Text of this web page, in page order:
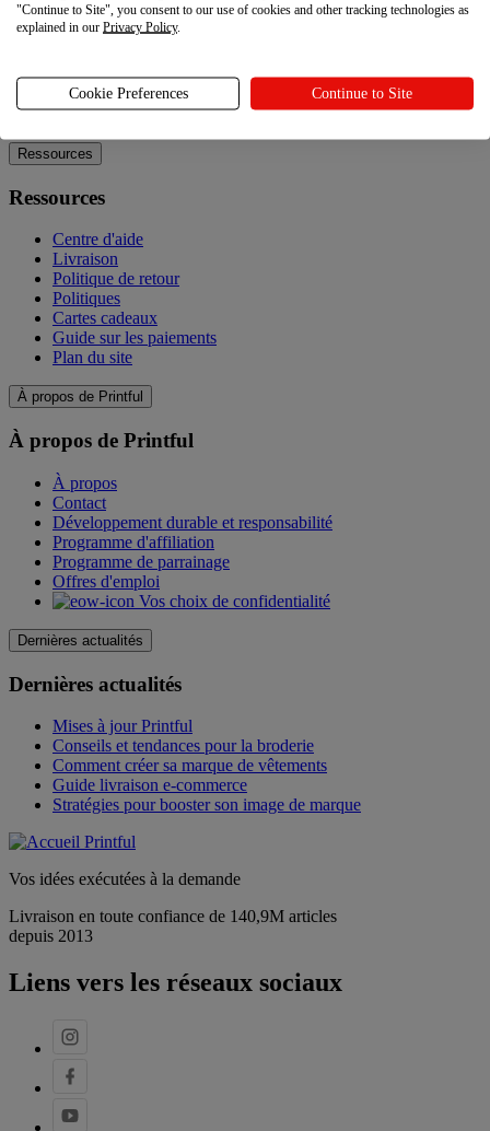
Explorez
Explorez
Blog
Ressources
Ressources
Centre d'aide
Livraison
Politique de retour
Politiques
Cartes cadeaux
Guide sur les paiements
Plan du site
À propos de Printful
À propos de Printful
À propos
Contact
Développement durable et responsabilité
Programme d'affiliation
Programme de parrainage
Offres d'emploi
Vos choix de confidentialité
Dernières actualités
Dernières actualités
Mises à jour Printful
Conseils et tendances pour la broderie
Comment créer sa marque de vêtements
Guide livraison e-commerce
Stratégies pour booster son image de marque
Vos idées exécutées à la demande
Livraison en toute confiance de 140,9M articles
depuis 2013
Liens vers les réseaux sociaux
"Continue to Site", you consent to our use of cookies and other tracking technologies as
explained in our Privacy Policy.
Cookie Preferences Continue to Site